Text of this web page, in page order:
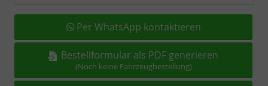
Per WhatsApp kontaktieren
Bestellformular als PDF generieren
(Noch keine Fahrzeugbestellung)